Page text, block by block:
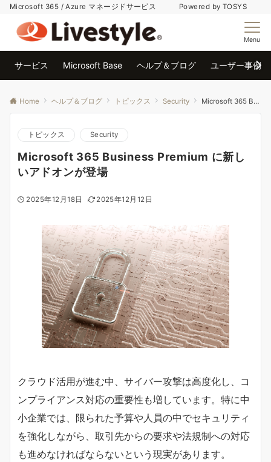
Microsoft 365 / Azure マネージドサービス Powered by TOSYS
Menu
サービス Microsoft Base ヘルプ＆ブログ ユーザー事例
Home ヘルプ＆ブログ トピックス Security Microsoft 365 Business Premium に新しいアドオンが登場
トピックス Security
Microsoft 365 Business Premium に新し
いアドオンが登場
2025年12月18日 2025年12月12日
クラウド活用が進む中、サイバー攻撃は高度化し、コ
ンプライアンス対応の重要性も増しています。特に中
小企業では、限られた予算や人員の中でセキュリティ
を強化しながら、取引先からの要求や法規制への対応
も進めなければならないという現実があります。